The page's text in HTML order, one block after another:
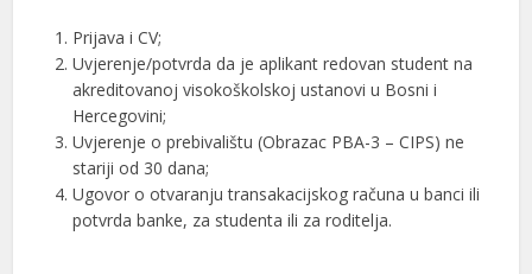
Prijava i CV;
Uvjerenje/potvrda da je aplikant redovan student na
akreditovanoj visokoškolskoj ustanovi u Bosni i
Hercegovini;
Uvjerenje o prebivalištu (Obrazac PBA-3 – CIPS) ne
stariji od 30 dana;
Ugovor o otvaranju transakacijskog računa u banci ili
potvrda banke, za studenta ili za roditelja.